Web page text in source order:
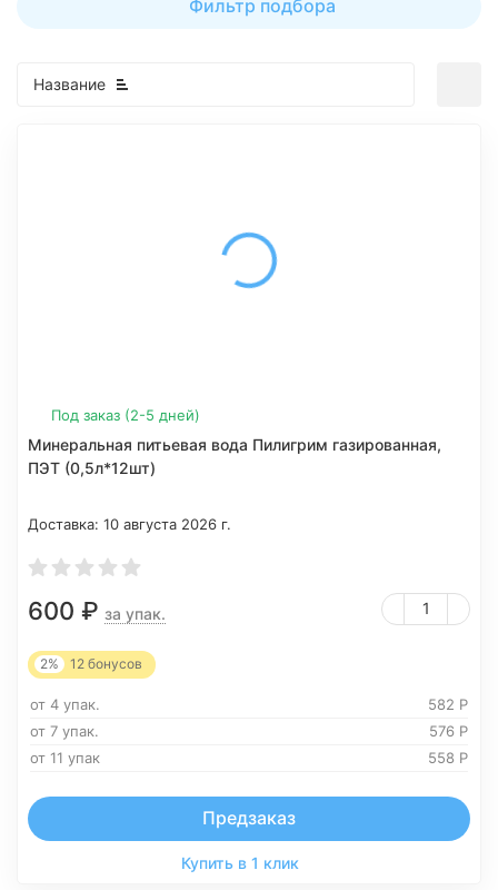
Фильтр подбора
Название
Под заказ (2-5 дней)
Минеральная питьевая вода Пилигрим газированная,
ПЭТ (0,5л*12шт)
Доставка: 10 августа 2026 г.
600 ₽ за упак.
2% 12 бонусов
от 4 упак. 582 Р
от 7 упак.
576 Р
от 11 упак
558 Р
Предзаказ
Купить в 1 клик